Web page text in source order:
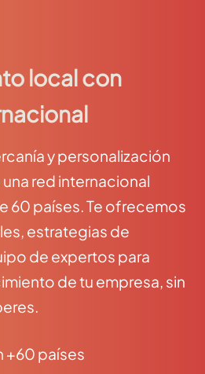
local con
y personalización
red internacional
60 países. Te ofrecemos
estrategias de
de expertos para
de tu empresa, sin
+60 países